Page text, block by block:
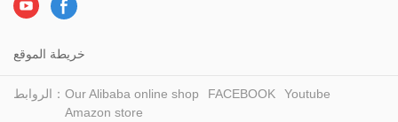
خريطة الموقع
الروابط： Our Alibaba online shop FACEBOOK
Youtube
Amazon store